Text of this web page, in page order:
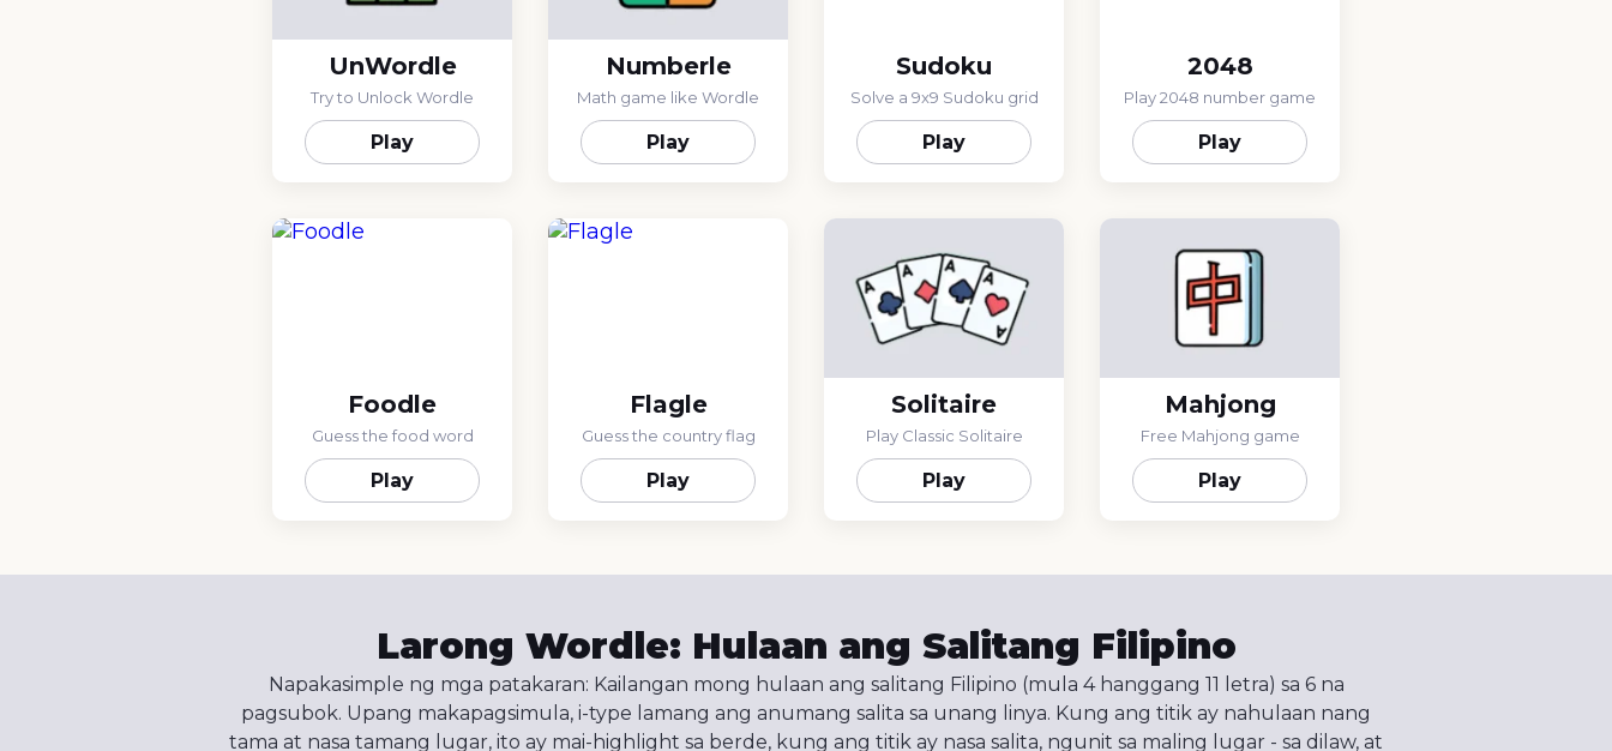
UnWordle
Try to Unlock Wordle
Play
Numberle
Math game like Wordle
Play
Sudoku
Solve a 9x9 Sudoku grid
Play
2048
Play 2048 number game
Play
Foodle
Guess the food word
Play
Flagle
Guess the country flag
Play
Solitaire
Play Classic Solitaire
Play
Mahjong
Free Mahjong game
Play
Larong Wordle: Hulaan ang Salitang Filipino
Napakasimple ng mga patakaran: Kailangan mong hulaan ang salitang Filipino (mula 4 hanggang 11 letra) sa 6 na
pagsubok. Upang makapagsimula, i-type lamang ang anumang salita sa unang linya. Kung ang titik ay nahulaan nang
tama at nasa tamang lugar, ito ay mai-highlight sa berde, kung ang titik ay nasa salita, ngunit sa maling lugar - sa dilaw, at